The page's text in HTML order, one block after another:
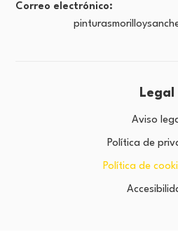
Correo electrónico:
Legal
Aviso
Política de
Política de